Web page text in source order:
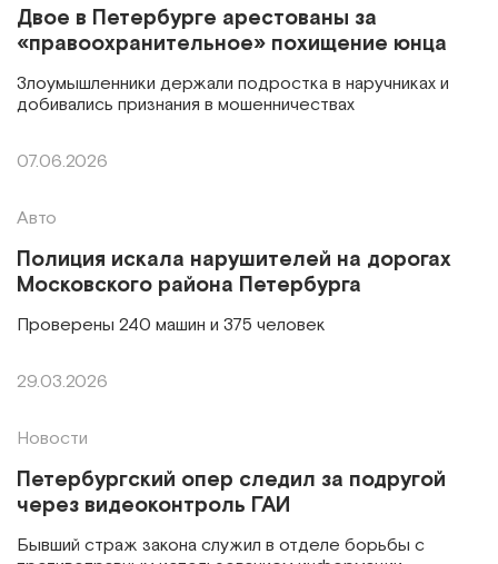
Двое в Петербурге арестованы за
«правоохранительное» похищение юнца
Злоумышленники держали подростка в наручниках и
добивались признания в мошенничествах
07.06.2026
Авто
Полиция искала нарушителей на дорогах
Московского района Петербурга
Проверены 240 машин и 375 человек
29.03.2026
Новости
Петербургский опер следил за подругой
через видеоконтроль ГАИ
Бывший страж закона служил в отделе борьбы с